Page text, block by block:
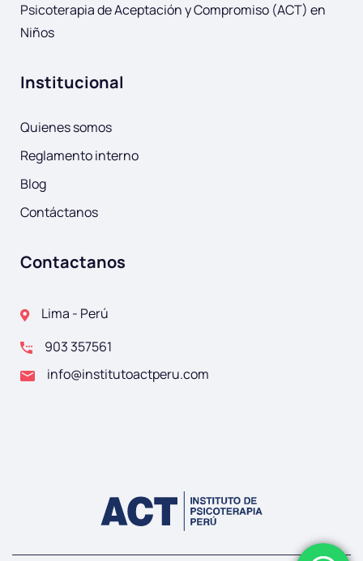
Psicoterapia de Aceptación y Compromiso (ACT) en
Niños
Institucional
Quienes somos
Reglamento interno
Blog
Contáctanos
Contactanos
Lima - Perú
903 357561
info@institutoactperu.com